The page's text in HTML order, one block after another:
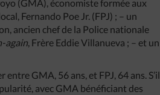
(GMA), économiste formée aux
Fernando Poe Jr. (FPJ) ; – un
ancien chef de la Police nationale
again, Frère Eddie Villanueva ; – et un
GMA, 56 ans, et FPJ, 64 ans. S’il
avec GMA bénéficiant des